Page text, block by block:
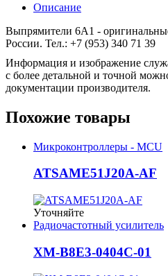
Описание
Выпрямители 6A1 -
России. Тел.: +7 (953) 340 71 39
Информация и изображение
с более детальной и точной
документации производителя.
Похожие товары
Микроконтроллеры - MCU
ATSAME51J20A-AF
Уточняйте
Радиочастотный усилитель
XM-B8E3-0404C-01